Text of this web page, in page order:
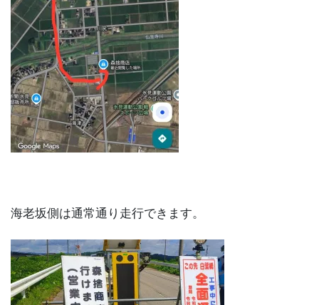
海老坂側は通常通り走行できます。